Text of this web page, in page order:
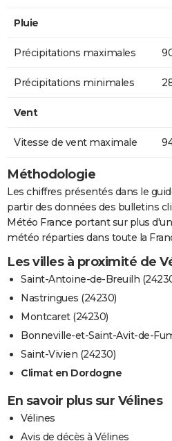
Pluie
Précipitations maximales
Précipitations minimales
Vent
Vitesse de vent maximale
Méthodologie
Les chiffres présentés dans le
partir des données des bulletins
Météo France portant sur plus
météo réparties dans toute la
Les villes à proximité de
Saint-Antoine-de-Breuilh
Nastringues (24230)
Montcaret (24230)
Bonneville-et-Saint-Avit-de-
Saint-Vivien (24230)
Climat en Dordogne
En savoir plus sur Vélines
Vélines
Avis de décès à Vélines